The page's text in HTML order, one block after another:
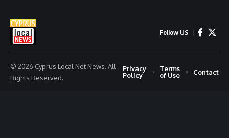
Follow US
© 2026 Cyprus Local Net News. All
Rights Reserved.
Privacy
Policy
Terms
of Use
Contact